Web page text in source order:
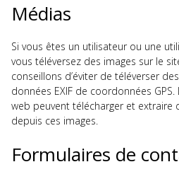
Médias
Si vous êtes un utilisateur ou une
vous téléversez des images sur le
conseillons d’éviter de téléverser
données EXIF de coordonnées
web peuvent télécharger et extraire
depuis ces images.
Formulaires de